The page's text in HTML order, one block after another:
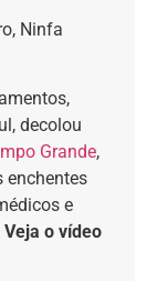
Ninfa
decolou
Grande,
enchentes
e
Veja o vídeo